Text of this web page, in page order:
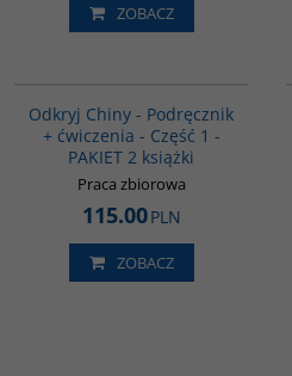
ZOBACZ
Odkryj Chiny - Podręcznik
+ ćwiczenia - Część 1 -
PAKIET 2 książki
Praca zbiorowa
115.00PLN
ZOBACZ